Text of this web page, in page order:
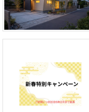
新着のイベント情報